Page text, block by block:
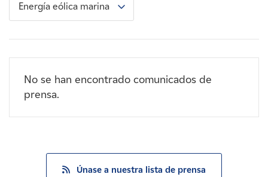
Contacte con
Energía eólica marina
No se han encontrado comunicados de
prensa.
Únase a nuestra lista de prensa